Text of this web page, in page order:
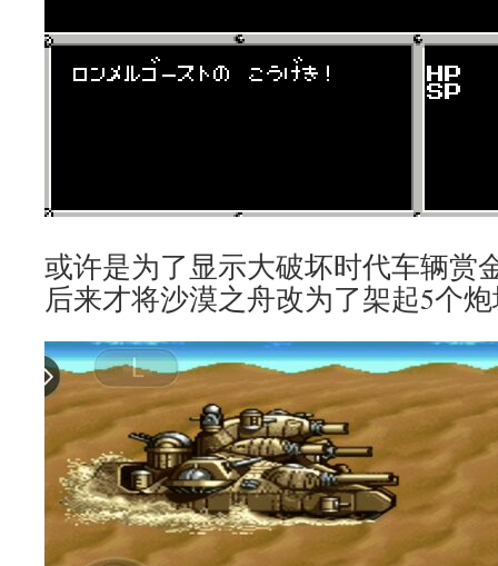
或许是为了显示大破坏时代车辆赏
后来才将沙漠之舟改为了架起5个